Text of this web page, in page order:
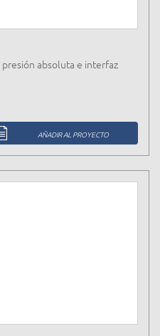
absoluta e interfaz
AÑADIR AL PROYECTO